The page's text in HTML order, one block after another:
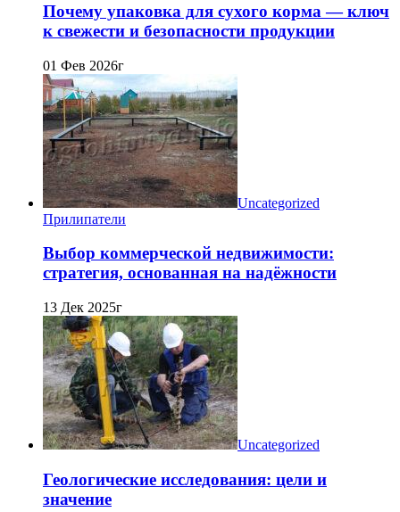
Почему упаковка для сухого корма — ключ
к свежести и безопасности продукции
01 Фев 2026г
Uncategorized
Прилипатели
Выбор коммерческой недвижимости:
стратегия, основанная на надёжности
13 Дек 2025г
Uncategorized
Геологические исследования: цели и
значение